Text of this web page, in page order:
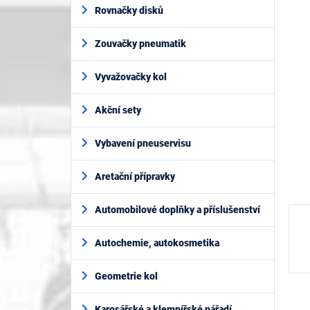
í
e
Rovnačky disků
Zouvačky pneumatik
Vyvažovačky kol
Akční sety
Vybavení pneuservisu
Aretační přípravky
Automobilové doplňky a příslušenství
Autochemie, autokosmetika
Geometrie kol